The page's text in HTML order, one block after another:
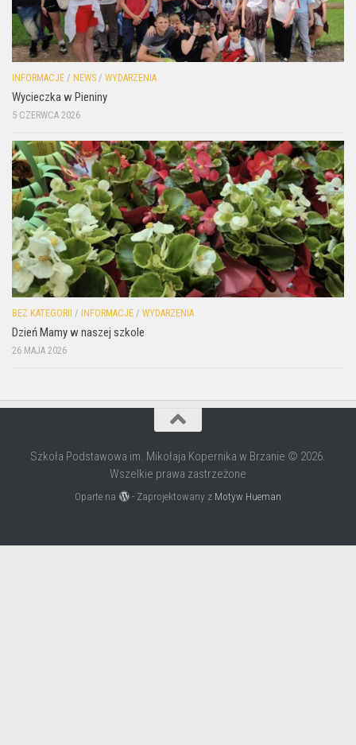
INFORMACJE / NEWS / WYDARZENIA
Wycieczka w Pieniny
5 CZERWCA 2026
BEZ KATEGORII / INFORMACJE / WYDARZENIA
Dzień Mamy w naszej szkole
26 MAJA 2026
Szkoła Podstawowa im. Mikołaja Kopernika w Brzanie © 2026.
Wszelkie prawa zastrzeżone
Oparte na - Zaprojektowany z Motyw Hueman